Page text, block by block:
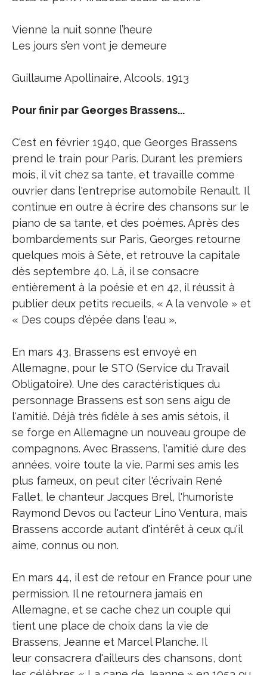
Vienne la nuit sonne l’heure
Les jours s’en vont je demeure
Guillaume Apollinaire, Alcools, 1913
Pour finir par Georges Brassens...
C'est en février 1940, que Georges Brassens
prend le train pour Paris. Durant les premiers
mois, il vit chez sa tante, et travaille comme
ouvrier dans l'entreprise automobile Renault. Il
continue en outre à écrire des chansons sur le
piano de sa tante, et des poèmes. Après des
bombardements sur Paris, Georges retourne
quelques mois à Sète, et retrouve la capitale
dès septembre 40. Là, il se consacre
entièrement à la poésie et en 42, il réussit à
publier deux petits recueils, « A la venvole » et
« Des coups d'épée dans l'eau ».
En mars 43, Brassens est envoyé en
Allemagne, pour le STO (Service du Travail
Obligatoire). Une des caractéristiques du
personnage Brassens est son sens aigu de
l'amitié. Déjà très fidèle à ses amis sétois, il
se forge en Allemagne un nouveau groupe de
compagnons. Avec Brassens, l'amitié dure des
années, voire toute la vie. Parmi ses amis les
plus fameux, on peut citer l'écrivain René
Fallet, le chanteur Jacques Brel, l'humoriste
Raymond Devos ou l'acteur Lino Ventura, mais
Brassens accorde autant d'intérêt à ceux qu'il
aime, connus ou non.
En mars 44, il est de retour en France pour une
permission. Il ne retournera jamais en
Allemagne, et se cache chez un couple qui
tient une place de choix dans la vie de
Brassens, Jeanne et Marcel Planche. Il
leur consacrera d'ailleurs des chansons, dont